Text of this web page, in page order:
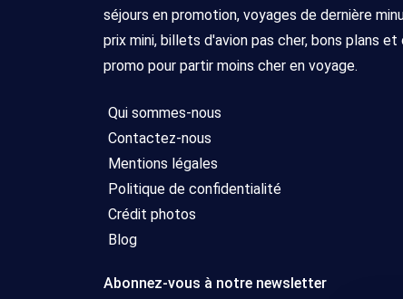
séjours en promotion, voyages de dernière
prix mini, billets d'avion pas cher, bons plans et
promo pour partir moins cher en voyage.
Qui sommes-nous
Contactez-nous
Mentions légales
Politique de confidentialité
Crédit photos
Blog
Abonnez-vous à notre newsletter